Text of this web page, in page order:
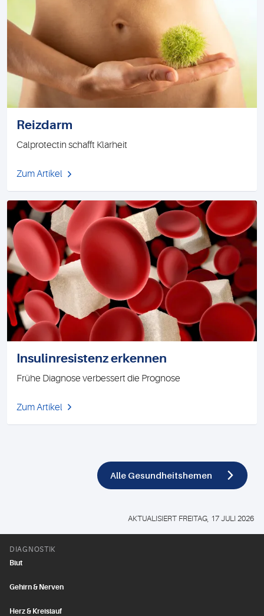
Reizdarm
Calprotectin schafft Klarheit
Zum Artikel
Insulinresistenz erkennen
Frühe Diagnose verbessert die Prognose
Zum Artikel
Alle Gesundheitshemen
AKTUALISIERT FREITAG, 17 JULI 2026
DIAGNOSTIK
Blut
Gehirn & Nerven
Herz & Kreislauf